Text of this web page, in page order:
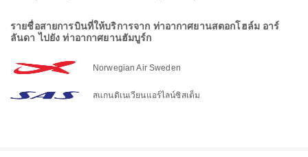
รายชื่อสายการบินที่ให้บริการจาก ท่าอากาศยานสตอกโฮล์ม อาร์
ลันดา ไปยัง ท่าอากาศยานฮัมบูร์ก
Norwegian Air Sweden
สแกนดิเนเวียนแอร์ไลน์ซิสเต็ม